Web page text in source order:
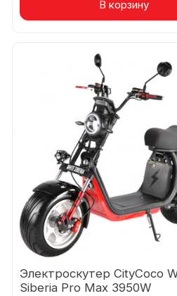
В корзину
Электроскутер CityCoco
Siberia Pro Max 3950W